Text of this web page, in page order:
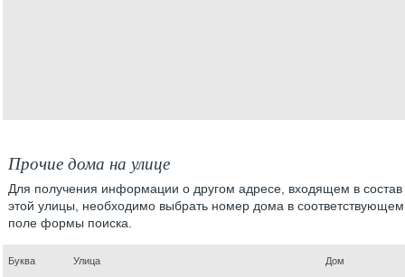
Прочие дома на улице
Для получения информации о другом адресе, входящем в состав
этой улицы, необходимо выбрать номер дома в соответствующем
поле формы поиска.
Буква Улица Дом